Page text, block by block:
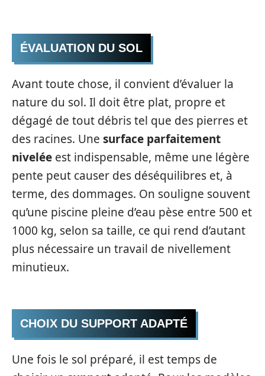
ÉVALUATION DU SOL
Avant toute chose, il convient d’évaluer la
nature du sol. Il doit être plat, propre et
dégagé de tout débris tel que des pierres et
des racines. Une surface parfaitement
nivelée est indispensable, même une légère
pente peut causer des déséquilibres et, à
terme, des dommages. On souligne souvent
qu’une piscine pleine d’eau pèse entre 500 et
1000 kg, selon sa taille, ce qui rend d’autant
plus nécessaire un travail de nivellement
minutieux.
CHOIX DU SUPPORT ADAPTÉ
Une fois le sol préparé, il est temps de